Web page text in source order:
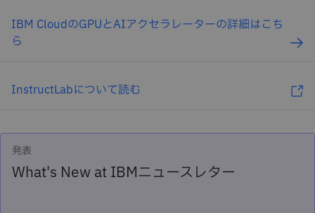
IBM CloudのGPUとAIアクセラレーターの詳細はこち
ら
InstructLabについて読む
発表
What's New at IBMニュースレター